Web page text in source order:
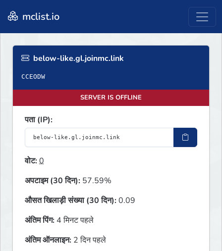
mclist.io
below-like.gl.joinmc.link
CCEODW
SERVER IS OFFLINE
पता (IP):
वोट:0
अपटाइम (30 दिन): 57.59%
औसत खिलाड़ी संख्या (30 दिन):0.09
अंतिम पिंग: 4 मिनट पहले
अंतिम ऑनलाइन: 2 दिन पहले